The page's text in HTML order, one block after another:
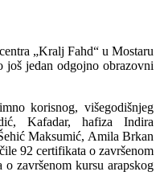
„Kralj Fahd“ u Mostaru
jedan odgojno obrazovni
korisnog, višegodišnjeg
Kafadar, hafiza Indira
Maksumić, Amila Brkan
92 certifikata o završenom
o završenom kursu arapskog